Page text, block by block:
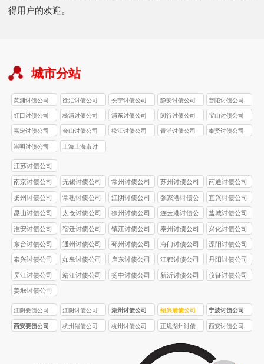
得用户的欢迎。
城市分站
黄浦讨债公司 徐汇讨债公司 长宁讨债公司 静安讨债公司 普陀讨债公司
虹口讨债公司 杨浦讨债公司 浦东讨债公司 闵行讨债公司 宝山讨债公司
嘉定讨债公司 金山讨债公司 松江讨债公司 青浦讨债公司 奉贤讨债公司
崇明讨债公司
上海上海市讨
江苏讨债公司
南京讨债公司 无锡讨债公司 常州讨债公司 苏州讨债公司 南通讨债公司
扬州讨债公司 常熟讨债公司 江阴讨债公司
张家港讨债公
司
宜兴讨债公司
昆山讨债公司 太仓讨债公司 徐州讨债公司
连云港讨债公
司
盐城讨债公司
淮安讨债公司 宿迁讨债公司 镇江讨债公司 泰州讨债公司 兴化讨债公司
东台讨债公司 通州讨债公司 邳州讨债公司 海门讨债公司 溧阳讨债公司
泰兴讨债公司 如皋讨债公司 启东讨债公司 江都讨债公司 丹阳讨债公司
吴江讨债公司 靖江讨债公司 扬中讨债公司 新沂讨债公司 仪征讨债公司
姜堰讨债公司
江阴要债公司 江阴讨债公司 湖州讨债公司 绍兴清债公司 宁波讨债公司
西安要债公司 杭州催债公司 杭州讨债公司
正规湖州讨债
西安讨债公司